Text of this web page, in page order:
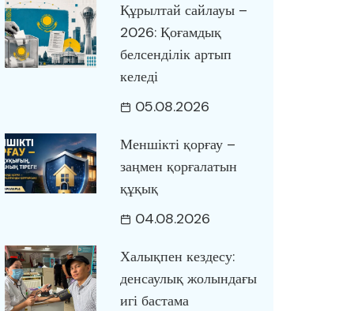
Құрылтай сайлауы –
2026: Қоғамдық
белсенділік артып
келеді
05.08.2026
Меншікті қорғау –
заңмен қорғалатын
құқық
04.08.2026
Халықпен кездесу:
денсаулық жолындағы
игі бастама